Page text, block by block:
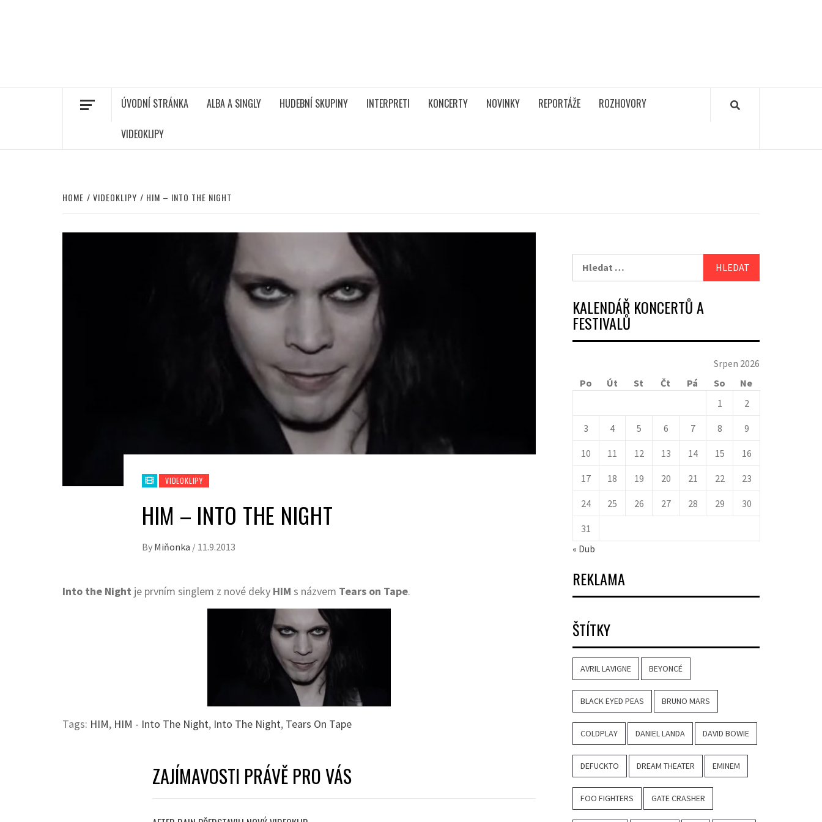
ÚVODNÍ STRÁNKA ALBA A SINGLY HUDEBNÍ SKUPINY INTERPRETI KONCERTY NOVINKY REPORTÁŽE ROZHOVORY
VIDEOKLIPY
HOME VIDEOKLIPY HIM – INTO THE NIGHT
VIDEOKLIPY
HIM – INTO THE NIGHT
By Miňonka / 11.9.2013
Into the Night je prvním singlem z nové deky HIM s názvem Tears on Tape.
Tags: HIM, HIM - Into The Night, Into The Night, Tears On Tape
ZAJÍMAVOSTI PRÁVĚ PRO VÁS
KALENDÁŘ KONCERTŮ A
FESTIVALŮ
Srpen 2026
Po
Út St Čt Pá So
Ne
1
2
3 4 5 6 7 8 9
10 11 12 13 14 15 16
17 18 19 20 21 22 23
24 25 26 27 28 29 30
31
« Dub
REKLAMA
ŠTÍTKY
AVRIL LAVIGNE BEYONCÉ
BLACK EYED PEAS BRUNO MARS
COLDPLAY DANIEL LANDA DAVID BOWIE
DEFUCKTO DREAM THEATER EMINEM
FOO FIGHTERS GATE CRASHER